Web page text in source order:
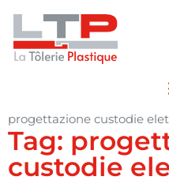
progettazione custodie
Tag:
custodie